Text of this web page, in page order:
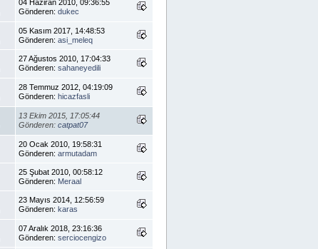
04 Haziran 2010, 09:36:55
Gönderen: dukec
05 Kasım 2017, 14:48:53
Gönderen: asi_meleq
27 Ağustos 2010, 17:04:33
Gönderen: sahaneyedili
28 Temmuz 2012, 04:19:09
Gönderen: hicazfasli
13 Ekim 2015, 17:05:44
Gönderen: catpat07
20 Ocak 2010, 19:58:31
Gönderen: armutadam
25 Şubat 2010, 00:58:12
Gönderen: Meraal
23 Mayıs 2014, 12:56:59
Gönderen: karas
07 Aralık 2018, 23:16:36
Gönderen: serciocengizo